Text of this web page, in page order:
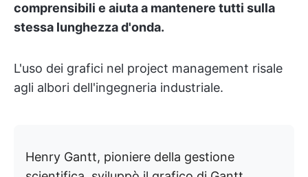
comprensibili e aiuta a mantenere tutti sulla
stessa lunghezza d'onda.
L'uso dei grafici nel project management risale
agli albori dell'ingegneria industriale.
Henry Gantt, pioniere della gestione